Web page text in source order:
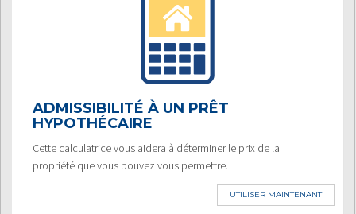
ADMISSIBILITÉ À UN PRÊT
HYPOTHÉCAIRE
Cette calculatrice vous aidera à déterminer le prix de la
propriété que vous pouvez vous permettre.
UTILISER MAINTENANT